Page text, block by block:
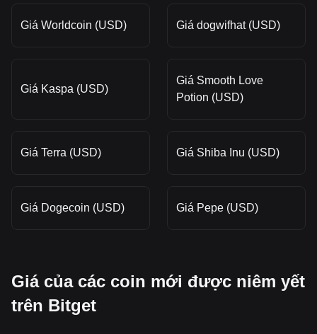
Giá Worldcoin (USD) Giá dogwifhat (USD)
Giá Kaspa (USD)
Giá Smooth Love
Potion (USD)
Giá Terra (USD) Giá Shiba Inu (USD)
Giá Dogecoin (USD) Giá Pepe (USD)
Giá của các coin mới được niêm yết
trên Bitget